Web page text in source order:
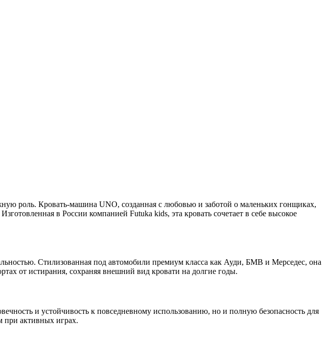
роль. Кровать-машина UNO, созданная с любовью и заботой о маленьких гонщиках,
в России компанией Futuka kids, эта кровать сочетает в себе высокое
Стилизованная под автомобили премиум класса как Ауди, БМВ и Мерседес, она
от истирания, сохраняя внешний вид кровати на долгие годы.
и устойчивость к повседневному использованию, но и полную безопасность для
при активных играх.